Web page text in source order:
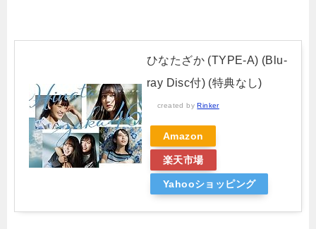
ひなたざか (TYPE-A) (Blu-
ray Disc付) (特典なし)
created byRinker
Amazon
楽天市場
Yahooショッピング